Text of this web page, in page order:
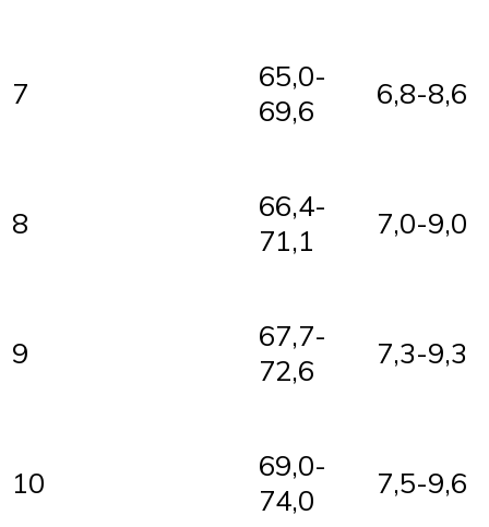
7
65,0-
69,6
6,8-8,6
8
66,4-
71,1
7,0-9,0
9
67,7-
72,6
7,3-9,3
10
69,0-
74,0
7,5-9,6